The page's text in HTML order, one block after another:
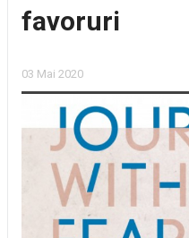
favoruri
03 Mai 2020